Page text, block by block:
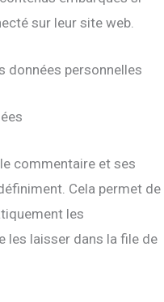
sur leur site web.
données personnelles
commentaire et ses
Cela permet de
les
les laisser dans la file de